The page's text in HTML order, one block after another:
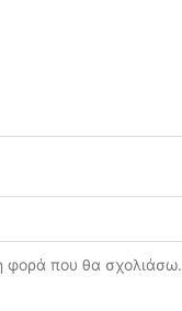
φορά που θα σχολιάσω.